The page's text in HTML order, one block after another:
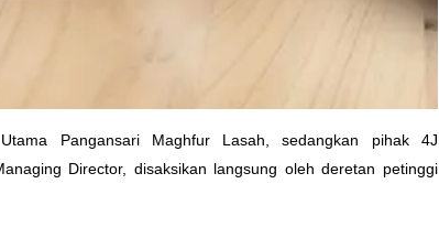
Pangansari Maghfur Lasah, sedangkan pihak 4J
Director, disaksikan langsung oleh deretan petinggi